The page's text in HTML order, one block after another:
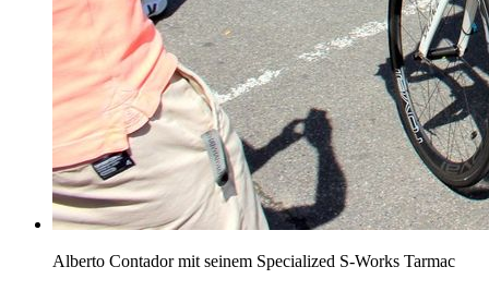
Alberto Contador mit seinem Specialized S-Works Tarmac